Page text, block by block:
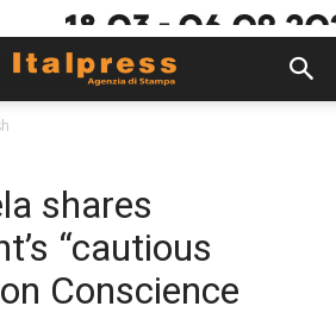
shares
“cautious
Conscience